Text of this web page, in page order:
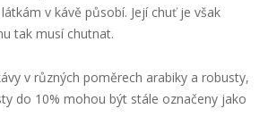
v kávě působí. Její chuť je však
tak musí chutnat.
v různých poměrech arabiky a robusty,
do 10% mohou být stále označeny jako